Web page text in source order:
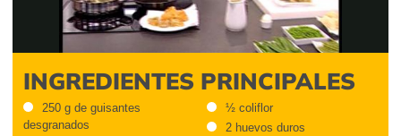
Video
INGREDIENTES PRINCIPALES
250 g de guisantes
desgranados
½ coliflor
2 huevos duros